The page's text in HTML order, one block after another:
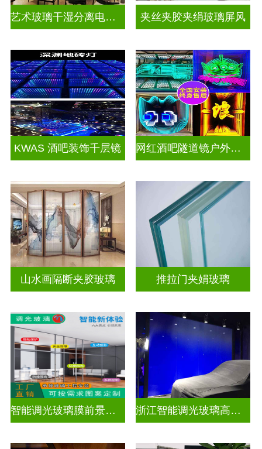
艺术玻璃干湿分离电视玻璃背景墙 夹丝夹胶夹绢玻璃屏风
KWAS 酒吧装饰千层镜 网红酒吧隧道镜户外门头招牌千层镜深渊镜
山水画隔断夹胶玻璃 推拉门夹娟玻璃
智能调光玻璃膜前景如何 浙江智能调光玻璃高隔间拆装